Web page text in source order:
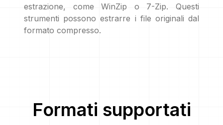
estrazione, come WinZip o 7-Zip. Questi
strumenti possono estrarre i file originali dal
formato compresso.
Formati supportati